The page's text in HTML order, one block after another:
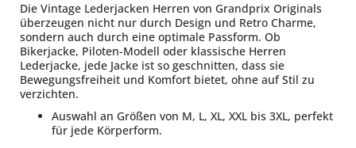
Die Vintage Lederjacken Herren von Grandprix Originals
überzeugen nicht nur durch Design und Retro Charme,
sondern auch durch eine optimale Passform. Ob
Bikerjacke, Piloten-Modell oder klassische Herren
Lederjacke, jede Jacke ist so geschnitten, dass sie
Bewegungsfreiheit und Komfort bietet, ohne auf Stil zu
verzichten.
Auswahl an Größen von M, L, XL, XXL bis 3XL, perfekt
für jede Körperform.